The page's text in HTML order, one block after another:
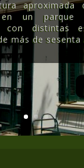
aproximada
en un parque
con distintas
más de sesenta